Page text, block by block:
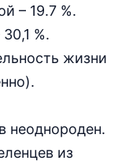
– 19.7 %.
%.
жизни
неоднороден.
из